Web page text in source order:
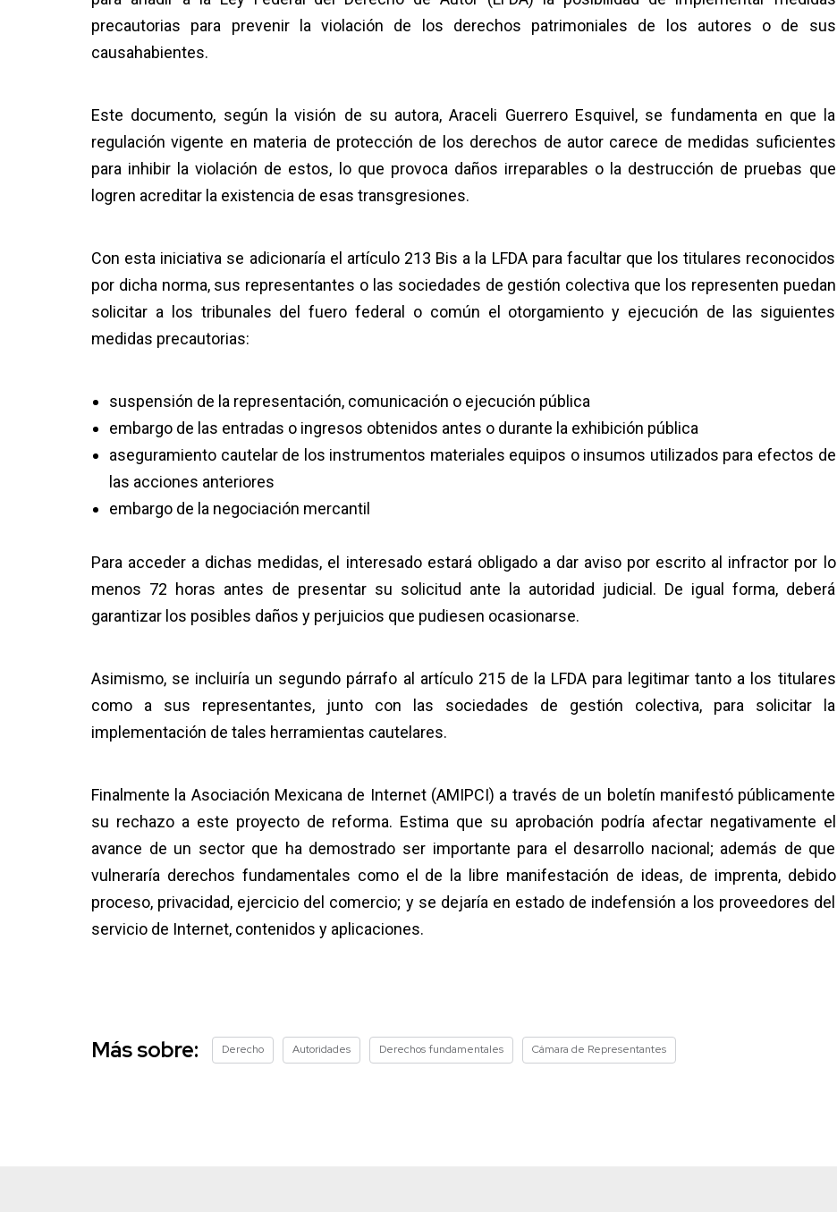
precautorias para prevenir la violación de los derechos patrimoniales de los autores o de sus
causahabientes.
Este documento, según la visión de su autora, Araceli Guerrero Esquivel, se fundamenta en que la
regulación vigente en materia de protección de los derechos de autor carece de medidas suficientes
para inhibir la violación de estos, lo que provoca daños irreparables o la destrucción de pruebas que
logren acreditar la existencia de esas transgresiones.
Con esta iniciativa se adicionaría el artículo 213 Bis a la LFDA para facultar que los titulares reconocidos
por dicha norma, sus representantes o las sociedades de gestión colectiva que los representen puedan
solicitar a los tribunales del fuero federal o común el otorgamiento y ejecución de las siguientes
medidas precautorias:
suspensión de la representación, comunicación o ejecución pública
embargo de las entradas o ingresos obtenidos antes o durante la exhibición pública
aseguramiento cautelar de los instrumentos materiales equipos o insumos utilizados para efectos de
las acciones anteriores
embargo de la negociación mercantil
Para acceder a dichas medidas, el interesado estará obligado a dar aviso por escrito al infractor por lo
menos 72 horas antes de presentar su solicitud ante la autoridad judicial. De igual forma, deberá
garantizar los posibles daños y perjuicios que pudiesen ocasionarse.
Asimismo, se incluiría un segundo párrafo al artículo 215 de la LFDA para legitimar tanto a los titulares
como a sus representantes, junto con las sociedades de gestión colectiva, para solicitar la
implementación de tales herramientas cautelares.
Finalmente la Asociación Mexicana de Internet (AMIPCI) a través de un boletín manifestó públicamente
su rechazo a este proyecto de reforma. Estima que su aprobación podría afectar negativamente el
avance de un sector que ha demostrado ser importante para el desarrollo nacional; además de que
vulneraría derechos fundamentales como el de la libre manifestación de ideas, de imprenta, debido
proceso, privacidad, ejercicio del comercio; y se dejaría en estado de indefensión a los proveedores del
servicio de Internet, contenidos y aplicaciones.
Más sobre: Derecho Autoridades Derechos fundamentales Cámara de Representantes